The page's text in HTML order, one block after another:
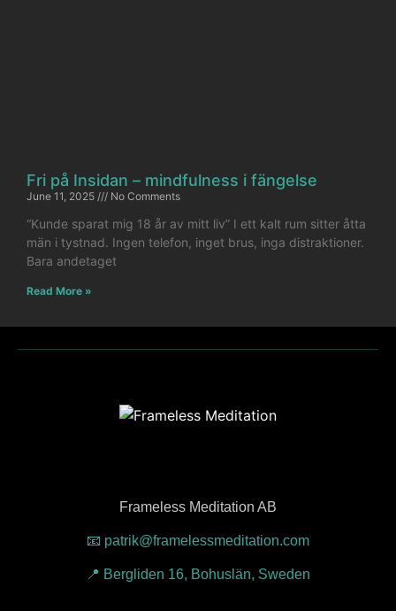
Fri på Insidan – mindfulness i fängelse
June 11, 2025 No Comments
“Kunde sparat mig 18 år av mitt liv” I ett kalt rum sitter åtta
män i tystnad. Ingen telefon, inget brus, inga distraktioner.
Bara andetaget
Read More »
Frameless Meditation AB
📧 patrik@framelessmeditation.com
📍 Bergliden 16, Bohuslän, Sweden